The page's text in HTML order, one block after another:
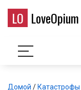
LO LoveOpium
Домой / Катастрофы